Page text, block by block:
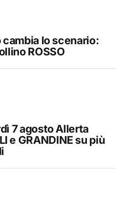
lo scenario:
ROSSO
7 agosto Allerta
e GRANDINE su più